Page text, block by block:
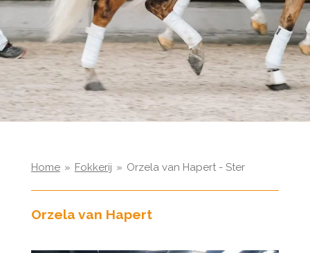
Home » Fokkerij » Orzela van Hapert - Ster
Orzela van Hapert